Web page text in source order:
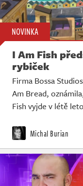
NOVINKA
I Am Fish
rybiček
Firma Bossa
Am Bread,
Fish vyjde v létě
Michal Burian